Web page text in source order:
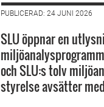
PUBLICERAD: 24 JUNI 2026
SLU öppnar en
och SLU:s tolv
styrelse avsätter